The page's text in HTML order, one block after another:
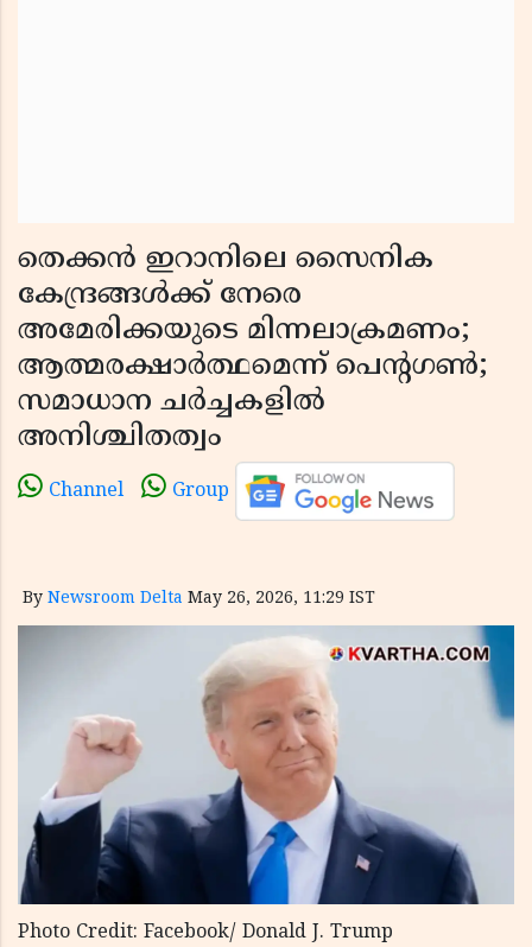
തെക്കൻ ഇറാനിലെ സൈനിക
കേന്ദ്രങ്ങൾക്ക് നേരെ
അമേരിക്കയുടെ മിന്നലാക്രമണം;
ആത്മരക്ഷാർത്ഥമെന്ന് പെന്റഗൺ;
സമാധാന ചർച്ചകളിൽ
അനിശ്ചിതത്വം
Channel Group
By Newsroom Delta May 26, 2026, 11:29 IST
Photo Credit: Facebook/ Donald J. Trump